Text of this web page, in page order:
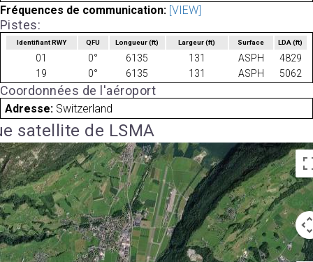
Fréquences de communication: [VIEW]
Pistes:
Identifiant RWY QFU Longueur(ft) Largeur(ft) Surface LDA(ft)
01 0° 6135 131 ASPH
4829
19
0° 6135 131 ASPH 5062
Coordonnées de l'aéroport
Adresse: Switzerland
satellite de LSMA